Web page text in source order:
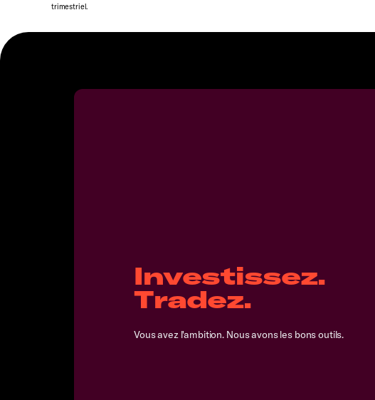
trimestriel.
Investissez.
Tradez.
Vous avez l'ambition. Nous avons les bons outils.